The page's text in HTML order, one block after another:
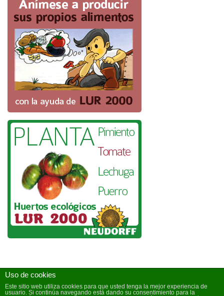
© Copyright 2023 LUR 2000
Uso de cookies
Este sitio web utiliza cookies para que usted tenga la mejor experiencia de
usuario. Si continúa navegando está dando su consentimiento para la